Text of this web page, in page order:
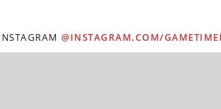
@INSTAGRAM.COM/